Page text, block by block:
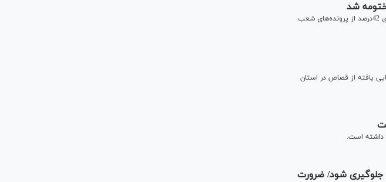
رئیس شوراهای حل اختلاف اصفهان گفت: با تلاش کارکنان پرتلاش شوراهای حل اختلاف استان در آذرماه سال جاری 42درصد از پرونده‌های شعب
یافته از قصاص در استان
جلوگیری شود/ ضرورت